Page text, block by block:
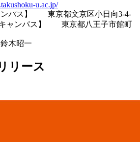
u.ac.jp/
ンパス】 東京都文京区小日向3-4-
キャンパス】 東京都八王子市館町
鈴木昭一
リース